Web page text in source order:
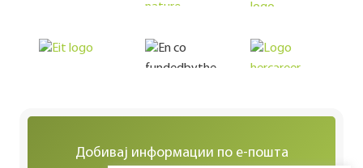
Добивај информации по е-пошта